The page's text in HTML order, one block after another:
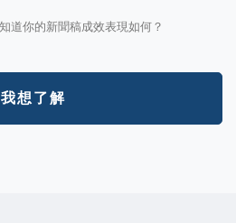
道你的新聞稿成效表現如何？
我想了解